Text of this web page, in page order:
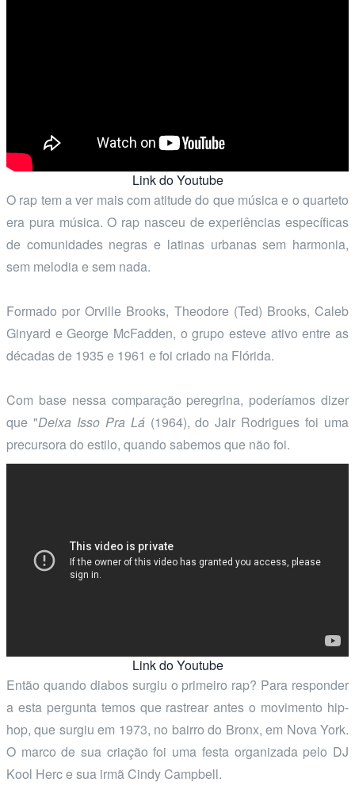
Link do Youtube
O rap tem a ver mais com atitude do que música e o quarteto
era pura música. O rap nasceu de experiências específicas
de comunidades negras e latinas urbanas sem harmonia,
sem melodia e sem nada.
Formado por Orville Brooks, Theodore (Ted) Brooks, Caleb
Ginyard e George McFadden, o grupo esteve ativo entre as
décadas de 1935 e 1961 e foi criado na Flórida.
Com base nessa comparação peregrina, poderíamos dizer
que "Deixa Isso Pra Lá(1964), do Jair Rodrigues foi uma
precursora do estilo, quando sabemos que não foi.
Link do Youtube
Então quando diabos surgiu o primeiro rap? Para responder
a esta pergunta temos que rastrear antes o movimento hip-
hop, que surgiu em 1973, no bairro do Bronx, em Nova York.
O marco de sua criação foi uma festa organizada pelo DJ
Kool Herc e sua irmã Cindy Campbell.